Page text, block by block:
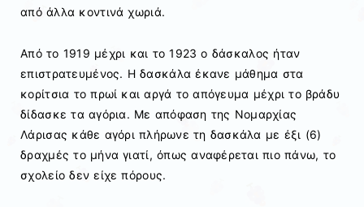
από άλλα κοντινά χωριά.
Από το 1919 μέχρι και το 1923 ο δάσκαλος ήταν
επιστρατευμένος. Η δασκάλα έκανε μάθημα στα
κορίτσια το πρωί και αργά το απόγευμα μέχρι το βράδυ
δίδασκε τα αγόρια. Με απόφαση της Νομαρχίας
Λάρισας κάθε αγόρι πλήρωνε τη δασκάλα με έξι (6)
δραχμές το μήνα γιατί, όπως αναφέρεται πιο πάνω, το
σχολείο δεν είχε πόρους.